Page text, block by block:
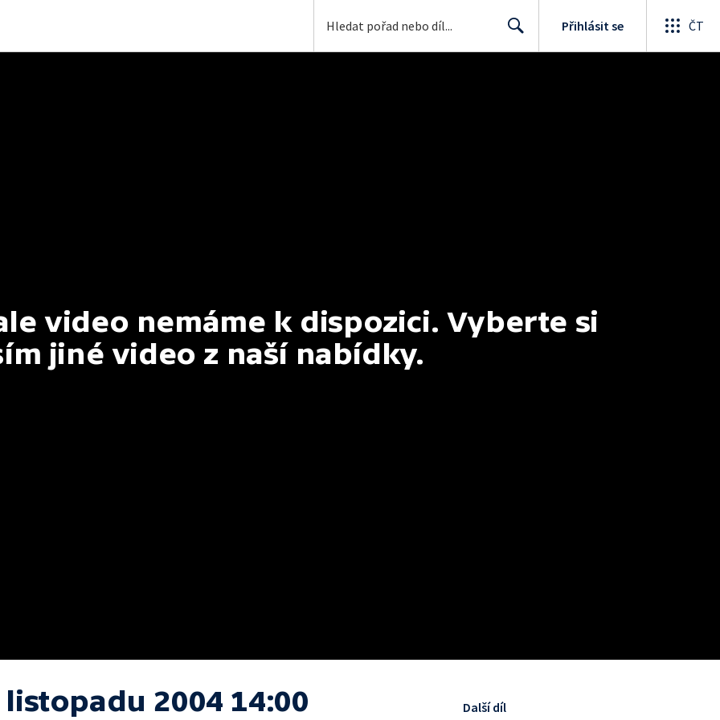
Přihlásit se ČT
video nemáme k dispozici. Vyberte si
jiné video z naší nabídky.
listopadu 2004 14:00 Další díl